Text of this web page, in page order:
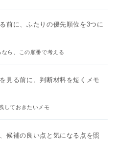
前に、ふたりの優先順位を3つに
なら、この順番で考える
見る前に、判断材料を短くメモ
しておきたいメモ
候補の良い点と気になる点を照